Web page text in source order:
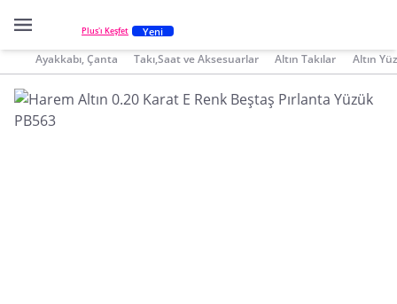
Plus'ı Keşfet Yeni
Ayakkabı, Çanta Takı,Saat ve Aksesuarlar Altın Takılar Altın